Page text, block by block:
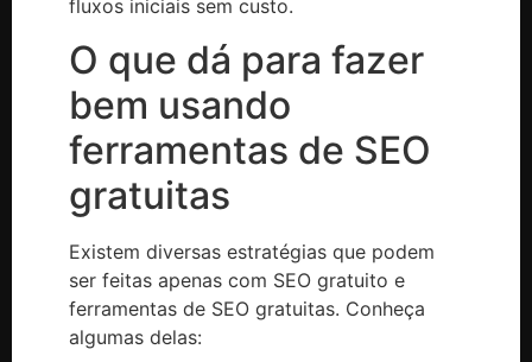
fluxos iniciais sem custo.
O que dá para fazer
bem usando
ferramentas de SEO
gratuitas
Existem diversas estratégias que podem
ser feitas apenas com SEO gratuito e
ferramentas de SEO gratuitas. Conheça
algumas delas: